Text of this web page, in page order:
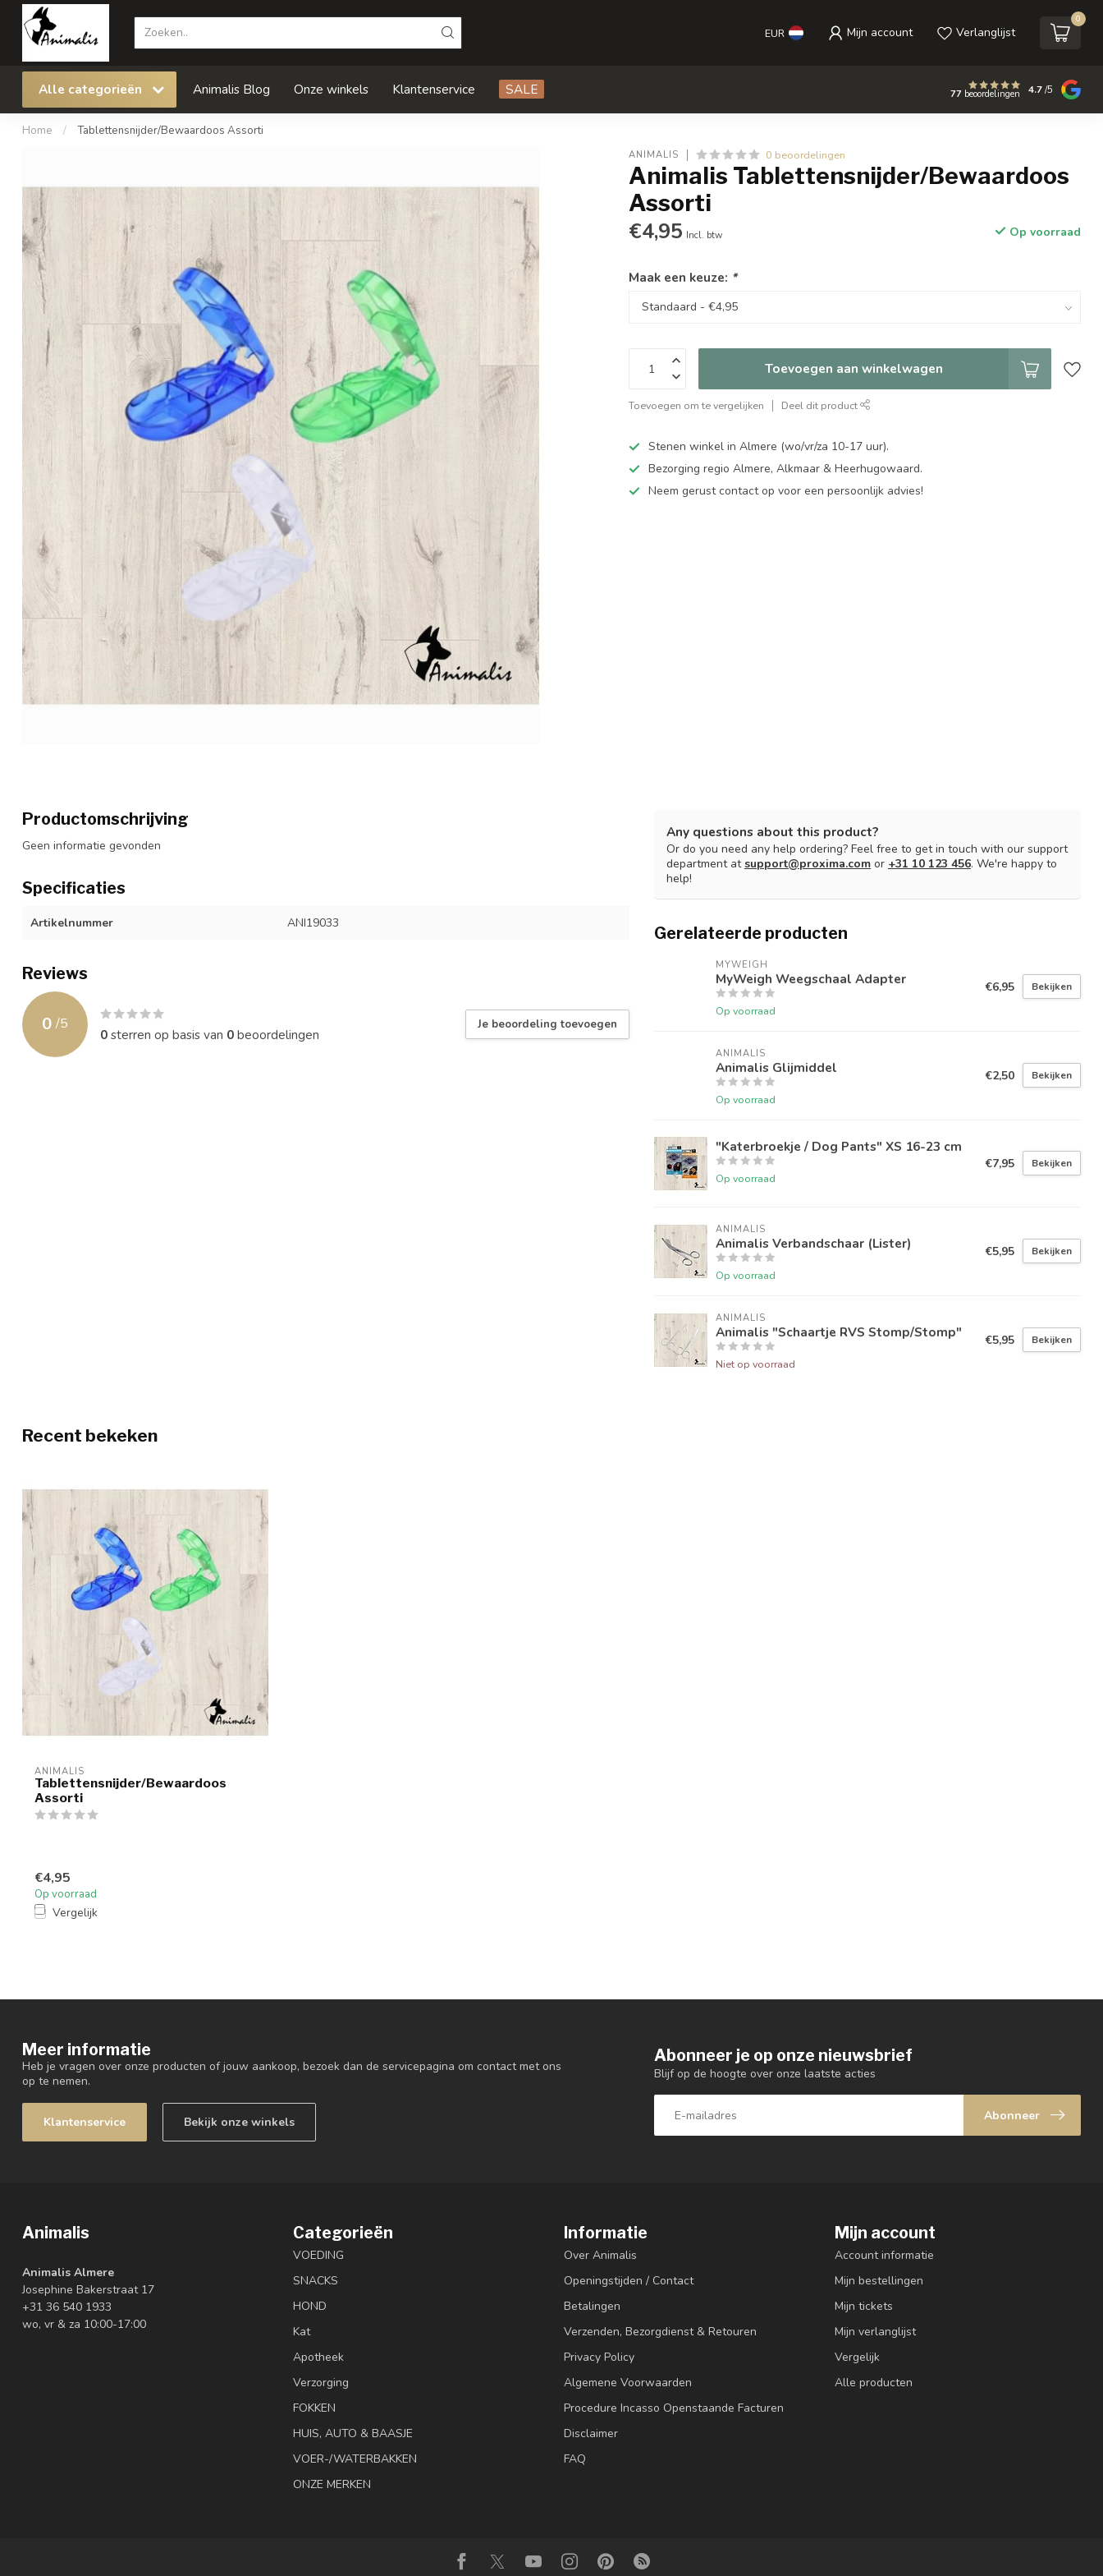
EUR Mijn account Verlanglijst
0
Alle categorieën Animalis Blog Onze winkels Klantenservice SALE 77 beoordelingen 4.7/5
Home / Tablettensnijder/Bewaardoos Assorti
ANIMALIS 0 beoordelingen
Animalis Tablettensnijder/Bewaardoos
Assorti
€4,95 Incl. btw Op voorraad
Maak een keuze: *
Toevoegen aan winkelwagen
Toevoegen om te vergelijken Deel dit product
Stenen winkel in Almere (wo/vr/za 10-17 uur).
Bezorging regio Almere, Alkmaar & Heerhugowaard.
Neem gerust contact op voor een persoonlijk advies!
Productomschrijving
Geen informatie gevonden
Specificaties
Artikelnummer ANI19033
Reviews
0 /5
0sterren op basis van 0beoordelingen
Je beoordeling toevoegen
Any questions about this product?
Or do you need any help ordering? Feel free to get in touch with our support
department atsupport@proxima.com or +31 10 123 456. We're happy to
help!
Gerelateerde producten
MYWEIGH
MyWeigh Weegschaal Adapter
Op voorraad
€6,95 Bekijken
ANIMALIS
Animalis Glijmiddel
Op voorraad
€2,50 Bekijken
"Katerbroekje / Dog Pants" XS 16-23 cm
Op voorraad
€7,95 Bekijken
ANIMALIS
Animalis Verbandschaar (Lister)
Op voorraad
€5,95 Bekijken
ANIMALIS
Animalis "Schaartje RVS Stomp/Stomp"
Niet op voorraad
€5,95 Bekijken
Recent bekeken
ANIMALIS
Tablettensnijder/Bewaardoos
Assorti
€4,95
Op voorraad
Vergelijk
Meer informatie
Heb je vragen over onze producten of jouw aankoop, bezoek dan de servicepagina om contact met ons
op te nemen.
Klantenservice Bekijk onze winkels
Abonneer je op onze nieuwsbrief
Blijf op de hoogte over onze laatste acties
Abonneer
Animalis
Animalis Almere
Josephine Bakerstraat 17
+31 36 540 1933
wo, vr & za 10:00-17:00
Categorieën
VOEDING
SNACKS
HOND
Kat
Apotheek
Verzorging
FOKKEN
HUIS, AUTO & BAASJE
VOER-/WATERBAKKEN
ONZE MERKEN
Informatie
Over Animalis
Openingstijden / Contact
Betalingen
Verzenden, Bezorgdienst & Retouren
Privacy Policy
Algemene Voorwaarden
Procedure Incasso Openstaande Facturen
Disclaimer
FAQ
Mijn account
Account informatie
Mijn bestellingen
Mijn tickets
Mijn verlanglijst
Vergelijk
Alle producten